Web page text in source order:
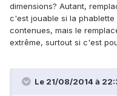
dimensions? Autant,
c'est jouable si la
contenues, mais le
extrême, surtout si c'est
Le 21/08/2014 à